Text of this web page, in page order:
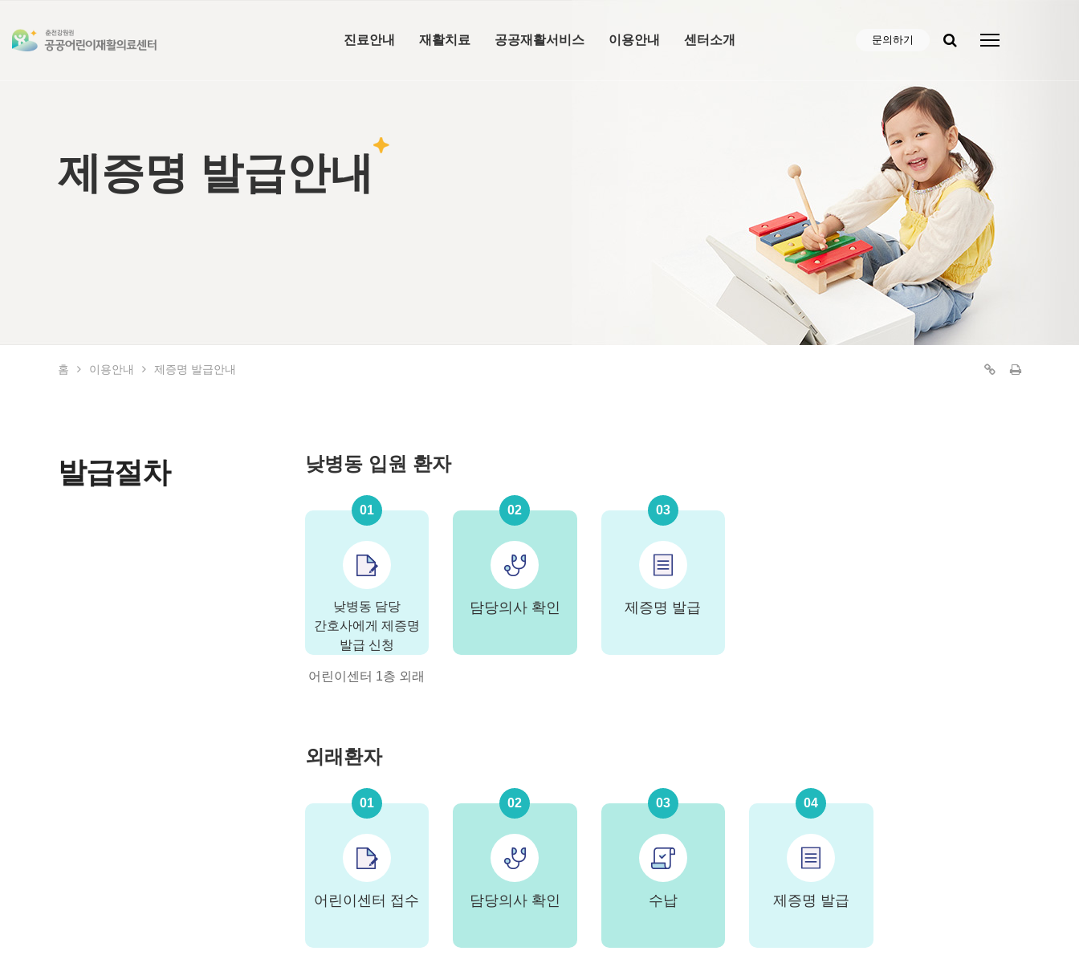
진료안내 재활치료 공공재활서비스 이용안내 센터소개 문의하기
제증명 발급안내
홈 이용안내 제증명 발급안내
발급절차 낮병동 입원 환자
01
낮병동 담당
간호사에게 제증명
발급 신청
어린이센터 1층 외래
02
담당의사 확인
03
제증명 발급
외래환자
01
어린이센터 접수
02
담당의사 확인
03
수납
04
제증명 발급